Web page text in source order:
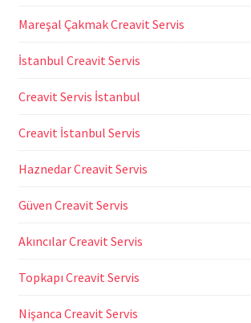
Mareşal Çakmak Creavit Servis
İstanbul Creavit Servis
Creavit Servis İstanbul
Creavit İstanbul Servis
Haznedar Creavit Servis
Güven Creavit Servis
Akıncılar Creavit Servis
Topkapı Creavit Servis
Nişanca Creavit Servis